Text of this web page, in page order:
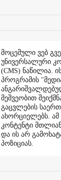
მოცემული ვებ
უნივერსალური
(CMS) ნაწილია.
პროგრამის
მეშვეობით
გაცვლების
ახორციელებს. ამ
კონტენტი
და ის არ
პოზიციას.